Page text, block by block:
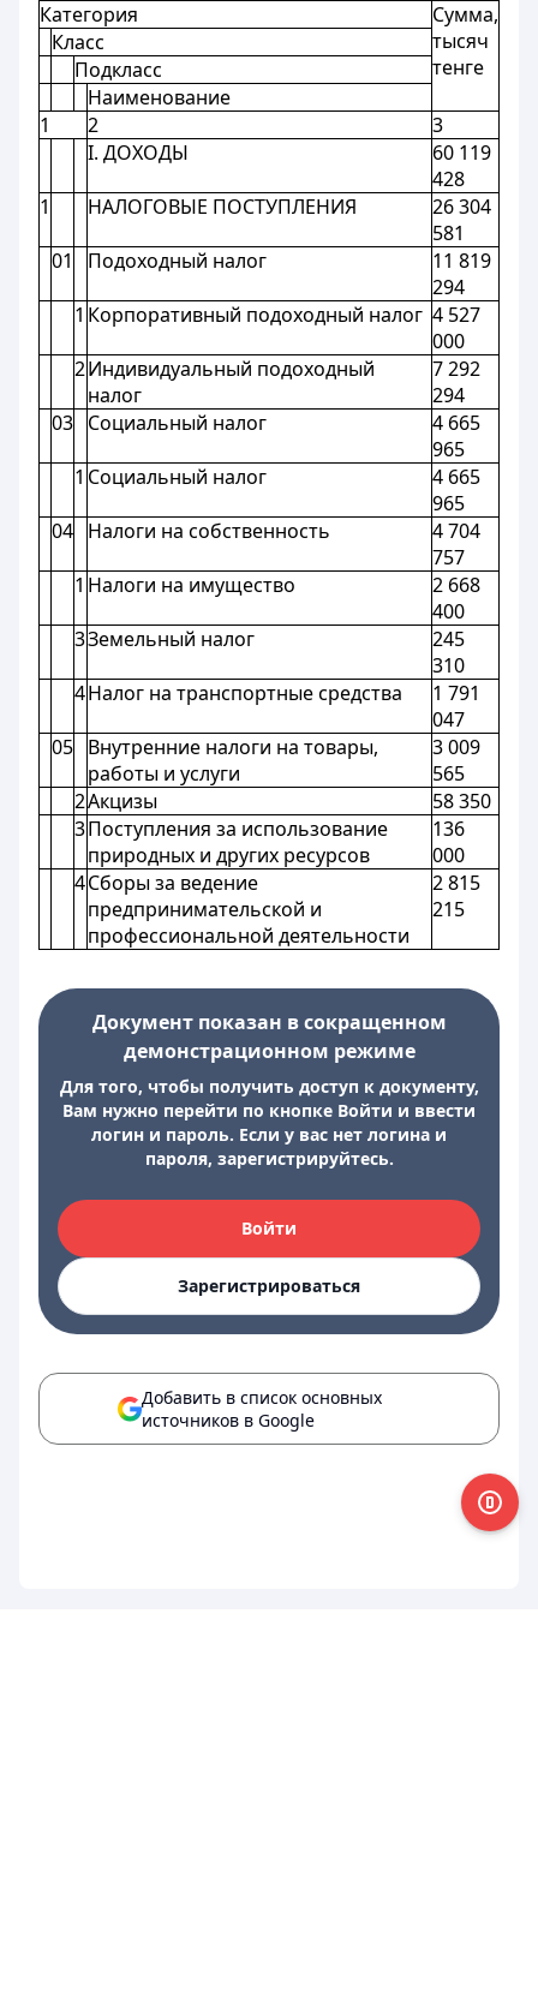
Категория
Сумма,
тысяч
тенге
Класс
Подкласс
Наименование
1
2
3
I. ДОХОДЫ
60 119
428
1
НАЛОГОВЫЕ ПОСТУПЛЕНИЯ
26 304
581
01
Подоходный налог
11 819
294
1 Корпоративный подоходный налог 4 527
000
2Индивидуальный подоходный
налог
7 292
294
03 Социальный налог
4 665
965
1 Социальный налог
4 665
965
04 Налоги на собственность
4 704
757
1 Налоги на имущество
2 668
400
3Земельный налог
245
310
4Налог на транспортные средства
1 791
047
05 Внутренние налоги на товары,
работы и услуги
3 009
565
2Акцизы
58 350
3Поступления за использование
природных и других ресурсов
136
000
4Сборы за ведение
предпринимательской и
профессиональной деятельности
2 815
215
Документ показан в сокращенном
демонстрационном режиме
Для того, чтобы получить доступ к документу,
Вам нужно перейти по кнопке Войти и ввести
логин и пароль. Если у вас нет логина и
пароля, зарегистрируйтесь.
Войти
Зарегистрироваться
Добавить в список основных
источников в Google